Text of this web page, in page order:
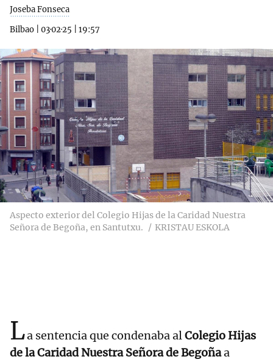
Joseba Fonseca
Bilbao
03·02·25 19:57
Aspecto exterior del Colegio Hijas de la Caridad Nuestra
Señora de Begoña, en Santutxu.
KRISTAU ESKOLA
La sentencia que condenaba alColegio Hijas
de la Caridad Nuestra Señora de Begoñaa